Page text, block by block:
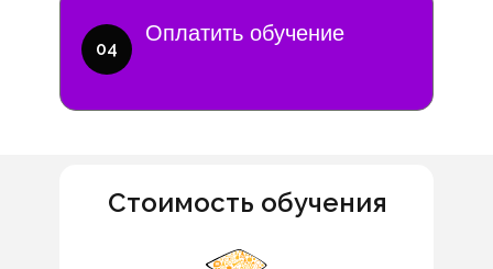
Оплатить обучение
04
Стоимость обучения